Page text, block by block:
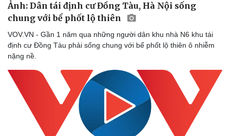
Ảnh: Dân tái định cư Đồng Tàu, Hà Nội sống
chung với bể phốt lộ thiên
VOV.VN - Gần 1 năm qua những người dân khu nhà N6 khu tái
định cư Đồng Tàu phải sống chung với bể phốt lộ thiên ô nhiễm
nặng nề.